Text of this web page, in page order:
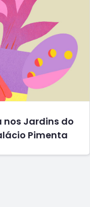
nos Jardins do
Pimenta